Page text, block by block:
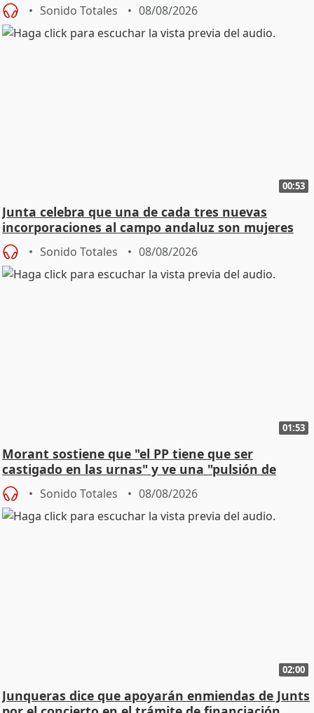
Sonido Totales 08/08/2026
00:53
Junta celebra que una de cada tres nuevas
incorporaciones al campo andaluz son mujeres
jóvenes
Sonido Totales 08/08/2026
01:53
Morant sostiene que "el PP tiene que ser
castigado en las urnas" y ve una "pulsión de
cambio"
Sonido Totales 08/08/2026
02:00
Junqueras dice que apoyarán enmiendas de Junts